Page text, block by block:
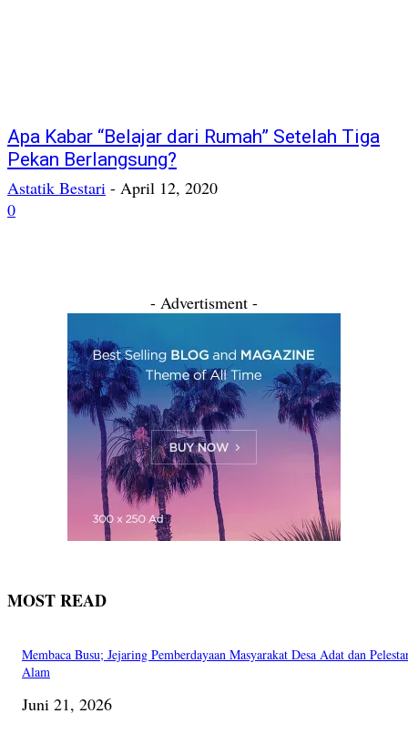
Apa Kabar “Belajar dari Rumah” Setelah Tiga
Pekan Berlangsung?
Astatik Bestari - April 12, 2020
0
- Advertisment -
MOST READ
Membaca Busu; Jejaring Pemberdayaan Masyarakat Desa Adat dan
Alam
Juni 21, 2026